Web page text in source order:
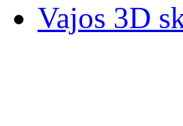
Vajos 3D